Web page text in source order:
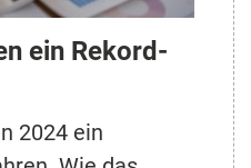
ein Rekord-
2024 ein